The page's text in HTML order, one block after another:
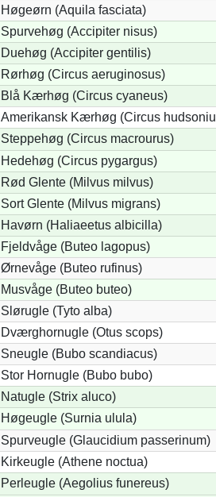
Høgeørn (Aquila fasciata)
Spurvehøg (Accipiter nisus)
Duehøg (Accipiter gentilis)
Rørhøg (Circus aeruginosus)
Blå Kærhøg (Circus cyaneus)
Amerikansk Kærhøg (Circus
Steppehøg (Circus macrourus)
Hedehøg (Circus pygargus)
Rød Glente (Milvus milvus)
Sort Glente (Milvus migrans)
Havørn (Haliaeetus albicilla)
Fjeldvåge (Buteo lagopus)
Ørnevåge (Buteo rufinus)
Musvåge (Buteo buteo)
Slørugle (Tyto alba)
Dværghornugle (Otus scops)
Sneugle (Bubo scandiacus)
Stor Hornugle (Bubo bubo)
Natugle (Strix aluco)
Høgeugle (Surnia ulula)
Spurveugle (Glaucidium passerinum)
Kirkeugle (Athene noctua)
Perleugle (Aegolius funereus)